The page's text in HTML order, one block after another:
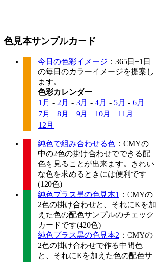
色見本サンプルカード
今日の色彩イメージ ：365日+1日
の毎日のカラーイメージを提案し
ます。
色彩カレンダー
1月 - 2月 - 3月 - 4月 - 5月 - 6月
7月 - 8月 - 9月 - 10月 - 11月 -
12月
純色で組み合わせる色 ：CMYの
中の2色の掛け合わせでできる配
色を見ることが出来ます。きれい
な色を求めるときには便利です
(120色)
純色プラス黒の色見本1 ：CMYの
2色の掛け合わせと、それにKを加
えた色の配色サンプルのチェック
カードです(420色)
純色プラス黒の色見本2 ：CMYの
2色の掛け合わせで作る中間色
と、それにKを加えた色の配色サ